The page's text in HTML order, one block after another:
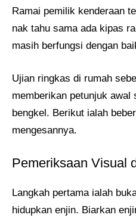
Ramai pemilik kenderaan
nak tahu sama ada kipas
masih berfungsi dengan
Ujian ringkas di rumah
memberikan petunjuk awal
bengkel. Berikut ialah
mengesannya.
Pemeriksaan Visual
Langkah pertama ialah
hidupkan enjin. Biarkan